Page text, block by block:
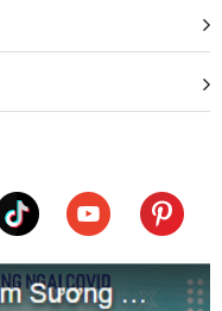
khách hàng sẽ được tư
sản phẩm với các
như ưu điểm và hạn
sắc hơn, sau đó chọn
đo trực tiếp theo
đầy đủ, nhân lực có
nhu cầu đặt hàng từ